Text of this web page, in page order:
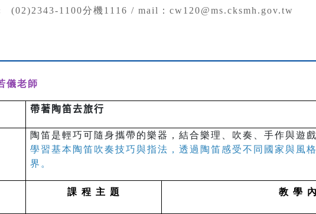
(02)2343-1100分機1116 / mail：cw120@ms.cksmh.gov.tw
儀老師
帶著陶笛去旅行
陶笛是輕巧可隨身攜帶的樂器，結合樂理、吹奏、手作與遊戲
學習基本陶笛吹奏技巧與指法，透過陶笛感受不同國家與風
界。
課 程 主 題 教 學